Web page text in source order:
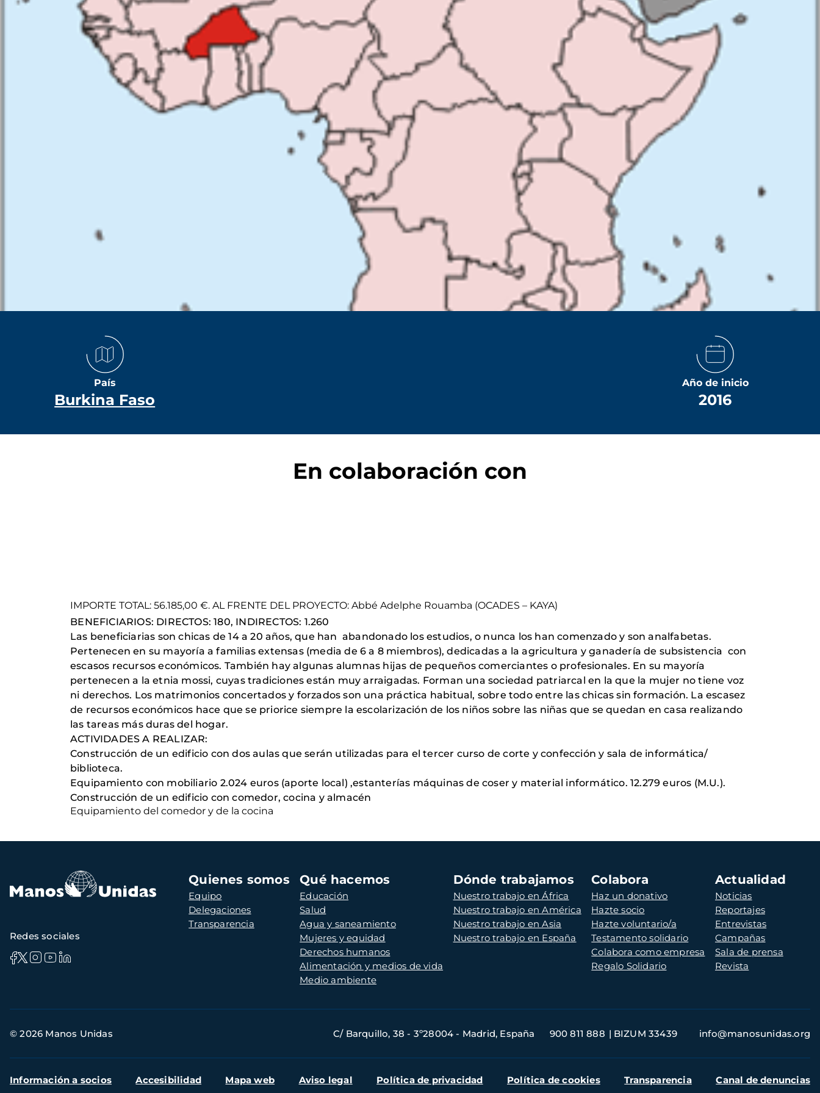
País
Burkina Faso
Año de inicio
2016
En colaboración con
IMPORTE TOTAL: 56.185,00 €. AL FRENTE DEL PROYECTO: Abbé Adelphe Rouamba (OCADES – KAYA)
BENEFICIARIOS: DIRECTOS: 180, INDIRECTOS: 1.260
Las beneficiarias son chicas de 14 a 20 años, que han abandonado los estudios, o nunca los han comenzado y son analfabetas.
Pertenecen en su mayoría a familias extensas (media de 6 a 8 miembros), dedicadas a la agricultura y ganadería de subsistencia con
escasos recursos económicos. También hay algunas alumnas hijas de pequeños comerciantes o profesionales. En su mayoría
pertenecen a la etnia mossi, cuyas tradiciones están muy arraigadas. Forman una sociedad patriarcal en la que la mujer no tiene voz
ni derechos. Los matrimonios concertados y forzados son una práctica habitual, sobre todo entre las chicas sin formación. La escasez
de recursos económicos hace que se priorice siempre la escolarización de los niños sobre las niñas que se quedan en casa realizando
las tareas más duras del hogar.
ACTIVIDADES A REALIZAR:
Construcción de un edificio con dos aulas que serán utilizadas para el tercer curso de corte y confección y sala de informática/
biblioteca.
Equipamiento con mobiliario 2.024 euros (aporte local) ,estanterías máquinas de coser y material informático. 12.279 euros (M.U.).
Construcción de un edificio con comedor, cocina y almacén
Equipamiento del comedor y de la cocina
Navegación
principal
Quienes somos
Equipo
Delegaciones
Transparencia
Qué hacemos
Educación
Salud
Agua y saneamiento
Mujeres y equidad
Derechos humanos
Alimentación y medios de vida
Medio ambiente
Dónde trabajamos
Nuestro trabajo en África
Nuestro trabajo en América
Nuestro trabajo en Asia
Nuestro trabajo en España
Colabora
Haz un donativo
Hazte socio
Hazte voluntario/a
Testamento solidario
Colabora como empresa
Regalo Solidario
Actualidad
Noticias
Reportajes
Entrevistas
Campañas
Sala de prensa
Revista
Redes sociales
de
© 2026 Manos Unidas C/ Barquillo, 38 - 3º28004 - Madrid, España 900 811 888 BIZUM 33439 info@manosunidas.org
Menú
Información a socios Accesibilidad Mapa web Aviso legal Política de privacidad Política de cookies Transparencia Canal de denuncias